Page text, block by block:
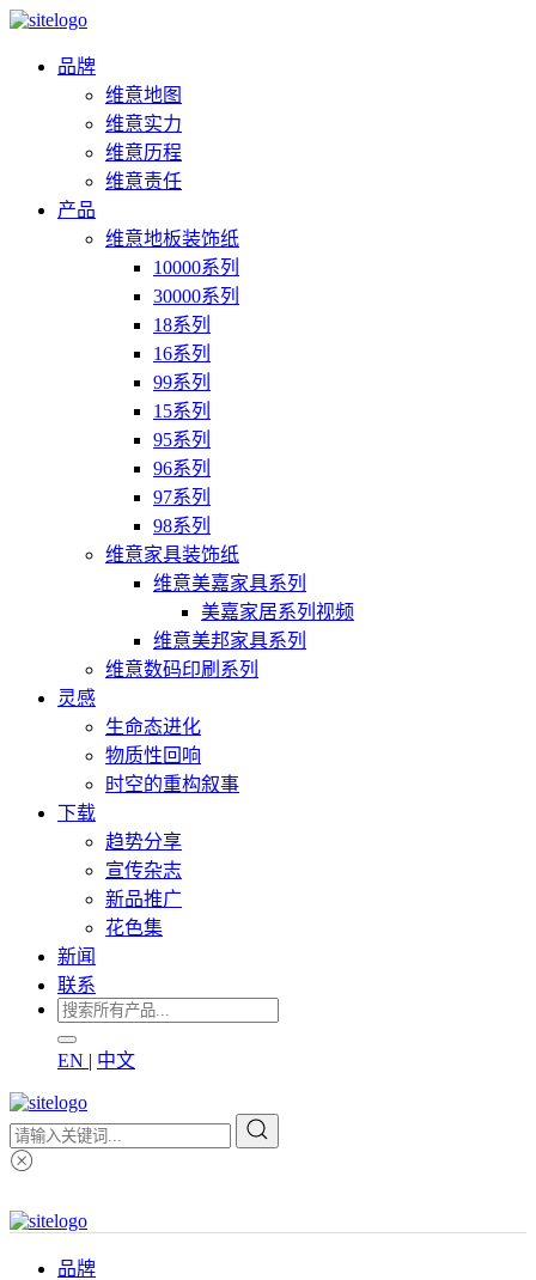
品牌
维意地图
维意实力
维意历程
维意责任
产品
维意地板装饰纸
10000系列
30000系列
18系列
16系列
99系列
15系列
95系列
96系列
97系列
98系列
维意家具装饰纸
维意美嘉家具系列
美嘉家居系列视频
维意美邦家具系列
维意数码印刷系列
灵感
生命态进化
物质性回响
时空的重构叙事
下载
趋势分享
宣传杂志
新品推广
花色集
新闻
联系
EN | 中文
品牌